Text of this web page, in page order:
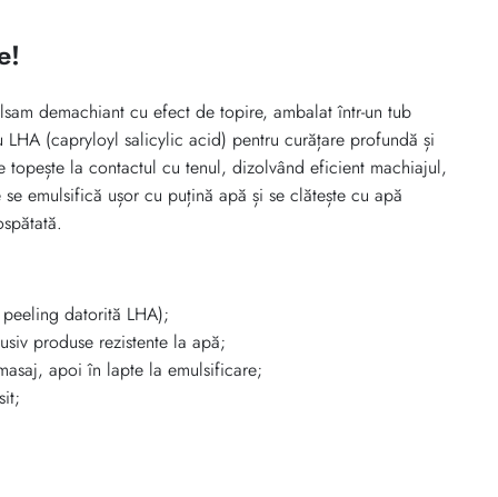
demachiant cu efect de topire, ambalat într-un tub
(capryloyl salicylic acid) pentru curățare profundă și
topește la contactul cu tenul, dizolvând eficient machiajul,
emulsifică ușor cu puțină apă și se clătește cu apă
datorită LHA);
produse rezistente la apă;
apoi în lapte la emulsificare;